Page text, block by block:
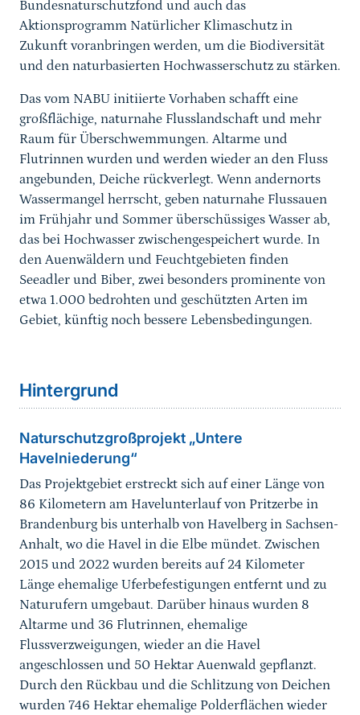
Bundesnaturschutzfond und auch das
Aktionsprogramm Natürlicher Klimaschutz in
Zukunft voranbringen werden, um die Biodiversität
und den naturbasierten Hochwasserschutz zu stärken.
Das vom NABU initiierte Vorhaben schafft eine
großflächige, naturnahe Flusslandschaft und mehr
Raum für Überschwemmungen. Altarme und
Flutrinnen wurden und werden wieder an den Fluss
angebunden, Deiche rückverlegt. Wenn andernorts
Wassermangel herrscht, geben naturnahe Flussauen
im Frühjahr und Sommer überschüssiges Wasser ab,
das bei Hochwasser zwischengespeichert wurde. In
den Auenwäldern und Feuchtgebieten finden
Seeadler und Biber, zwei besonders prominente von
etwa 1.000 bedrohten und geschützten Arten im
Gebiet, künftig noch bessere Lebensbedingungen.
Hintergrund
Naturschutzgroßprojekt „Untere
Havelniederung“
Das Projektgebiet erstreckt sich auf einer Länge von
86 Kilometern am Havelunterlauf von Pritzerbe in
Brandenburg bis unterhalb von Havelberg in Sachsen-
Anhalt, wo die Havel in die Elbe mündet. Zwischen
2015 und 2022 wurden bereits auf 24 Kilometer
Länge ehemalige Uferbefestigungen entfernt und zu
Naturufern umgebaut. Darüber hinaus wurden 8
Altarme und 36 Flutrinnen, ehemalige
Flussverzweigungen, wieder an die Havel
angeschlossen und 50 Hektar Auenwald gepflanzt.
Durch den Rückbau und die Schlitzung von Deichen
wurden 746 Hektar ehemalige Polderflächen wieder